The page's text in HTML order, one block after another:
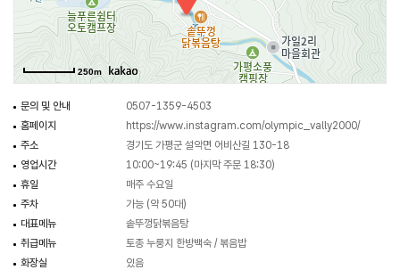
250m
문의 및 안내
0507-1359-4503
홈페이지
https://www.instagram.com/olympic_vally2000/
주소
경기도 가평군 설악면 어비산길 130-18
영업시간
10:00~19:45 (마지막 주문 18:30)
휴일
매주 수요일
주차
가능 (약 50대)
대표메뉴
솥뚜껑닭볶음탕
취급메뉴
토종 누룽지 한방백숙 / 볶음밥
화장실
있음